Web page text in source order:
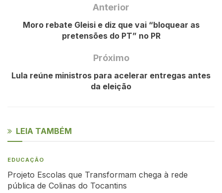
Anterior
Moro rebate Gleisi e diz que vai “bloquear as
pretensões do PT” no PR
Próximo
Lula reúne ministros para acelerar entregas antes
da eleição
LEIA TAMBÉM
EDUCAÇÃO
Projeto Escolas que Transformam chega à rede
pública de Colinas do Tocantins